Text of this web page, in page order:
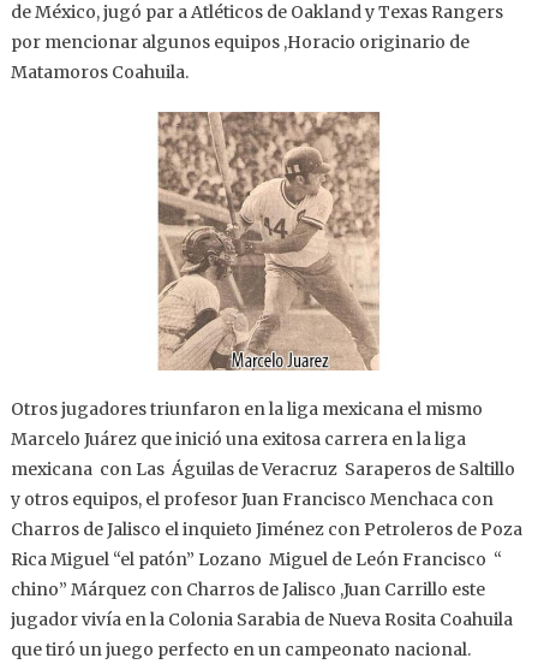
de México, jugó par a Atléticos de Oakland y Texas Rangers
por mencionar algunos equipos ,Horacio originario de
Matamoros Coahuila.
Otros jugadores triunfaron en la liga mexicana el mismo
Marcelo Juárez que inició una exitosa carrera en la liga
mexicana con Las Águilas de Veracruz Saraperos de Saltillo
y otros equipos, el profesor Juan Francisco Menchaca con
Charros de Jalisco el inquieto Jiménez con Petroleros de Poza
Rica Miguel “el patón” Lozano Miguel de León Francisco “
chino” Márquez con Charros de Jalisco ,Juan Carrillo este
jugador vivía en la Colonia Sarabia de Nueva Rosita Coahuila
que tiró un juego perfecto en un campeonato nacional.